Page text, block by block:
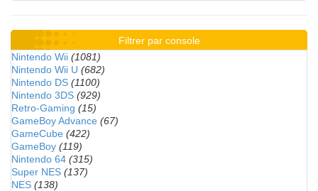
Filtrer par console
Nintendo Wii (1081)
Nintendo Wii U (682)
Nintendo DS (1100)
Nintendo 3DS (929)
Retro-Gaming (15)
GameBoy Advance (67)
GameCube (422)
GameBoy (119)
Nintendo 64 (315)
Super NES (137)
NES (138)